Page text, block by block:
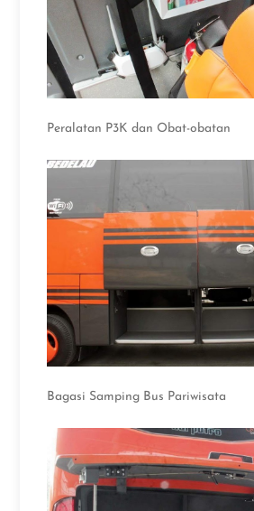
Peralatan P3K dan Obat-obatan
Bagasi Samping Bus Pariwisata